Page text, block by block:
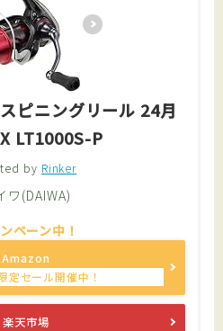
ピニングリール 24月
LT1000S-P
by Rinker
ワ(DAIWA)
Amazon
楽天市場